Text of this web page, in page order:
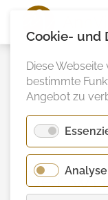
Der
Cookie- und
Diese
bestimmte
Angebot zu
Analyse